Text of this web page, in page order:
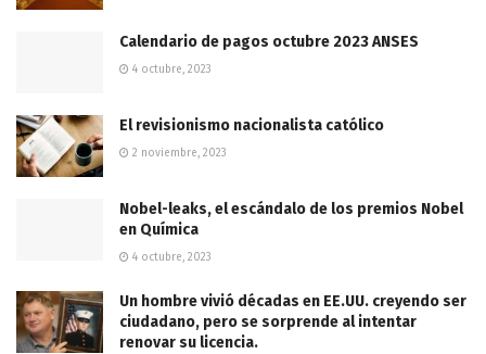
Calendario de pagos octubre 2023 ANSES
4 octubre, 2023
El revisionismo nacionalista católico
2 noviembre, 2023
Nobel-leaks, el escándalo de los premios Nobel
en Química
4 octubre, 2023
Un hombre vivió décadas en EE.UU. creyendo ser
ciudadano, pero se sorprende al intentar
renovar su licencia.